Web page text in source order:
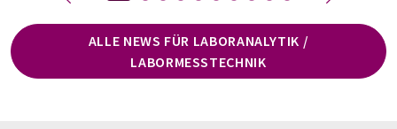
ALLE NEWS FÜR LABORANALYTIK /
LABORMESSTECHNIK